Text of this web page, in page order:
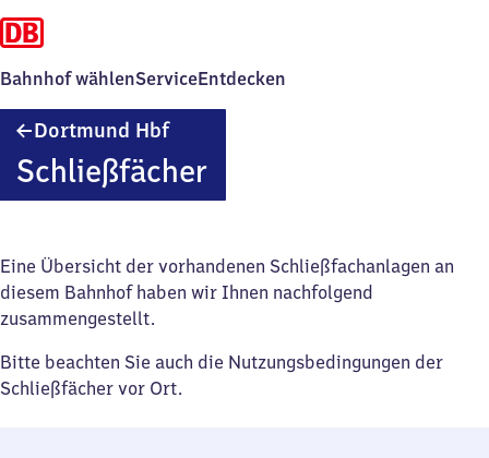
Bahnhof wählenServiceEntdecken
Dortmund HbfDortmund
Schließfächer
Eine Übersicht der vorhandenen Schließfachanlagen an
diesem Bahnhof haben wir Ihnen nachfolgend
zusammengestellt.
Bitte beachten Sie auch die Nutzungsbedingungen der
Schließfächer vor Ort.